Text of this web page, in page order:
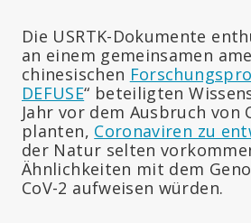
Die USRTK-Dokumente
an einem gemeinsamen
chinesischen
DEFUSE“ beteiligten
Jahr vor dem Ausbruch von
planten, Coronaviren zu
der Natur selten
Ähnlichkeiten mit dem
CoV-2 aufweisen würden.